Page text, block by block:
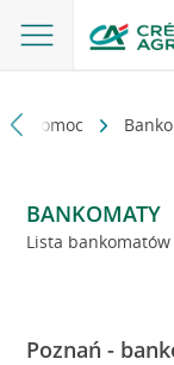
i pomoc
BANKOMATY
Lista
Poznań -